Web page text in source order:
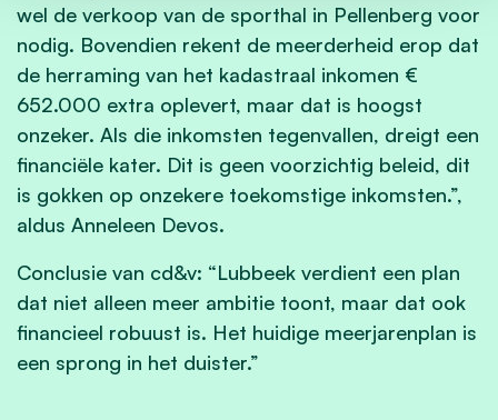
wel de verkoop van de sporthal in Pellenberg voor
nodig. Bovendien rekent de meerderheid erop dat
de herraming van het kadastraal inkomen €
652.000 extra oplevert, maar dat is hoogst
onzeker. Als die inkomsten tegenvallen, dreigt een
financiële kater. Dit is geen voorzichtig beleid, dit
is gokken op onzekere toekomstige inkomsten.”,
aldus Anneleen Devos.
Conclusie van cd&v: “Lubbeek verdient een plan
dat niet alleen meer ambitie toont, maar dat ook
financieel robuust is. Het huidige meerjarenplan is
een sprong in het duister.”